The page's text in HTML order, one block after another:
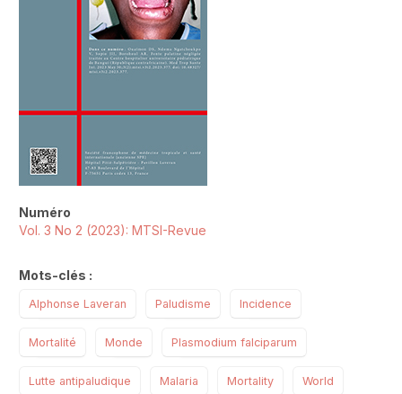
Numéro
Vol. 3 No 2 (2023): MTSI-Revue
Mots-clés :
Alphonse Laveran Paludisme Incidence
Mortalité Monde Plasmodium falciparum
Lutte antipaludique Malaria Mortality World